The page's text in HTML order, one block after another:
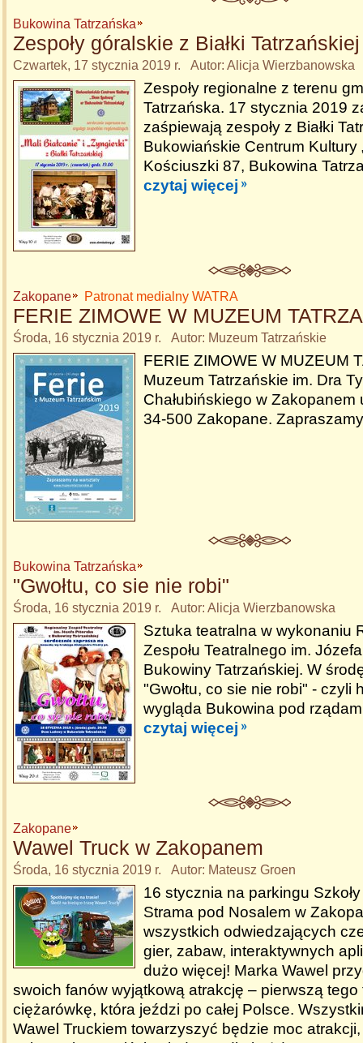
Bukowina Tatrzańska
Zespoły góralskie z Białki Tatrzańskiej
Czwartek, 17 stycznia 2019 r. Autor: Alicja Wierzbanowska
Zespoły regionalne z terenu
Tatrzańska. 17 stycznia 2019
zaśpiewają zespoły z Białki
Bukowiańskie Centrum Kultury
Kościuszki 87, Bukowina
czytaj więcej
Zakopane Patronat medialny WATRA
FERIE ZIMOWE W MUZEUM
Środa, 16 stycznia 2019 r. Autor: Muzeum Tatrzańskie
FERIE ZIMOWE W MUZEUM
Muzeum Tatrzańskie im. Dra
Chałubińskiego w Zakopanem
34-500 Zakopane.
Bukowina Tatrzańska
"Gwołtu, co sie nie robi"
Środa, 16 stycznia 2019 r. Autor: Alicja Wierzbanowska
Sztuka teatralna w wykonaniu
Zespołu Teatralnego im.
Bukowiny Tatrzańskiej. W
"Gwołtu, co sie nie robi" - czyli
wygląda Bukowina pod
czytaj więcej
Zakopane
Wawel Truck w Zakopanem
Środa, 16 stycznia 2019 r. Autor: Mateusz Groen
16 stycznia na parkingu
Strama pod Nosalem w
wszystkich odwiedzających
gier, zabaw, interaktywnych
dużo więcej! Marka Wawel
swoich fanów wyjątkową atrakcję – pierwszą
ciężarówkę, która jeździ po całej Polsce.
Wawel Truckiem towarzyszyć będzie moc